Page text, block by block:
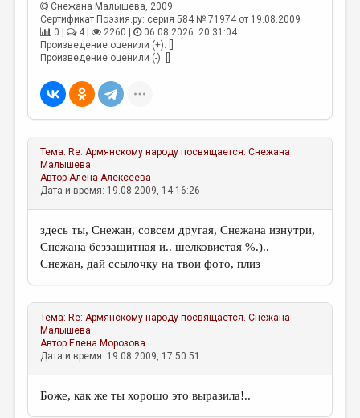
РЕЦЕНЗИРОВАНИЕ
ЦИКЛЫ ПУБЛИКАЦИЙ
ТРЕДИАКОВСКИЙ
МЕДИА
ВКОНТАКТЕ
Снежана Малышева, 2009
Сертификат Поэзия.ру: серия 584 № 71974 от 19.08.2009
0 |
4 | 2260 |
06.08.2026. 20:31:04
Произведение оценили (+): []
Произведение оценили (-): []
Тема: Re: Армянскому народу посвящается. Снежана
Малышева
АвторАлёна Алексеева
Дата и время: 19.08.2009, 14:16:26
здесь ты, Снежан, совсем другая, Снежана изнутри,
Снежана беззащитная и.. шелковистая %.)..
Снежан, дай ссылочку на твои фото, плиз
Тема: Re: Армянскому народу посвящается. Снежана
Малышева
Автор Елена Морозова
Дата и время: 19.08.2009, 17:50:51
Боже, как же ты хорошо это выразила!..